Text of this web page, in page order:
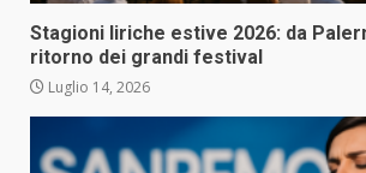
Stagioni liriche estive 2026: da
ritorno dei grandi festival
Luglio 14, 2026